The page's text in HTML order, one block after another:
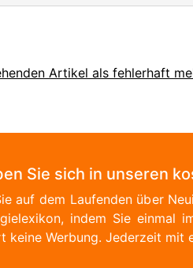
Artikel als fehlerhaft
Sie sich in unseren
auf dem Laufenden über
indem Sie einmal
keine Werbung. Jederzeit mit